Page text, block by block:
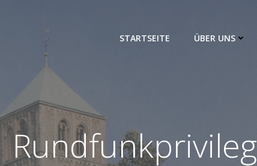
STARTSEITE ÜBER UNS
Rundfunkprivileg